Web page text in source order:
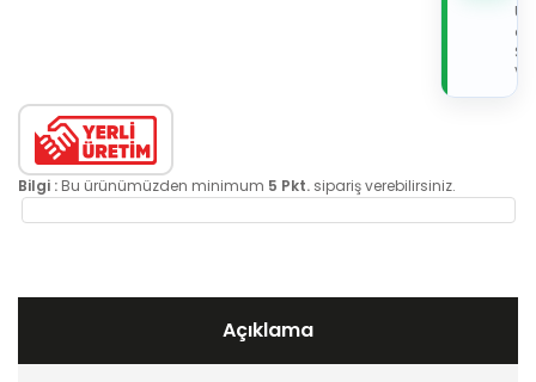
de
Bilgi : Bu ürünümüzden minimum 5 Pkt. sipariş verebilirsiniz.
Açıklama